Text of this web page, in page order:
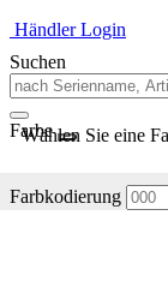
Händler Login
Suchen
Farbe
Wählen Sie eine
Farbkodierung